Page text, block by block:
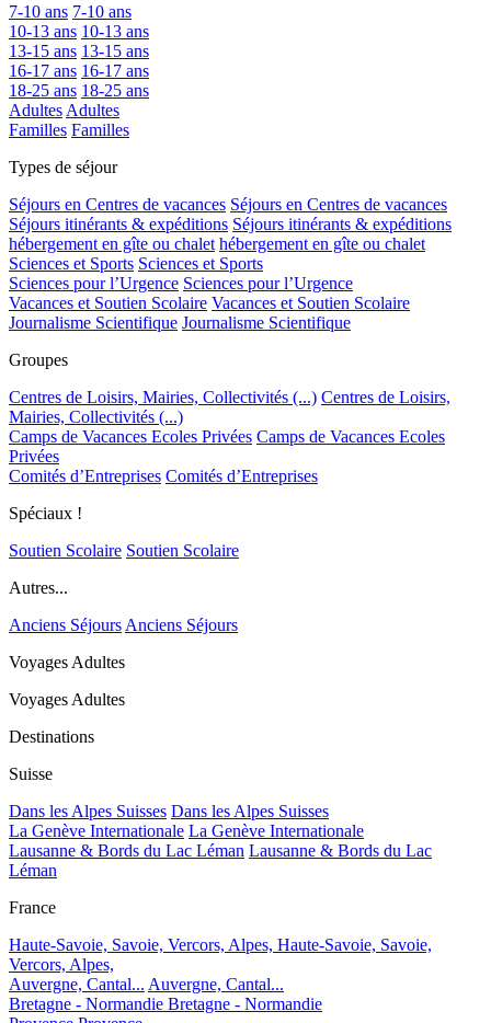
7-10 ans 7-10 ans
10-13 ans 10-13 ans
13-15 ans 13-15 ans
16-17 ans 16-17 ans
18-25 ans 18-25 ans
Adultes Adultes
Familles Familles
Types de séjour
Séjours en Centres de vacances Séjours en Centres de vacances
Séjours itinérants & expéditions Séjours itinérants & expéditions
hébergement en gîte ou chalet hébergement en gîte ou chalet
Sciences et Sports Sciences et Sports
Sciences pour l’Urgence Sciences pour l’Urgence
Vacances et Soutien Scolaire Vacances et Soutien Scolaire
Journalisme Scientifique Journalisme Scientifique
Groupes
Centres de Loisirs, Mairies, Collectivités (...) Centres de Loisirs,
Mairies, Collectivités (...)
Camps de Vacances Ecoles Privées Camps de Vacances Ecoles
Privées
Comités d’Entreprises Comités d’Entreprises
Spéciaux !
Soutien Scolaire Soutien Scolaire
Autres...
Anciens Séjours Anciens Séjours
Voyages Adultes
Voyages Adultes
Destinations
Suisse
Dans les Alpes Suisses Dans les Alpes Suisses
La Genève Internationale La Genève Internationale
Lausanne & Bords du Lac Léman Lausanne & Bords du Lac
Léman
France
Haute-Savoie, Savoie, Vercors, Alpes, Haute-Savoie, Savoie,
Vercors, Alpes,
Auvergne, Cantal... Auvergne, Cantal...
Bretagne - Normandie Bretagne - Normandie